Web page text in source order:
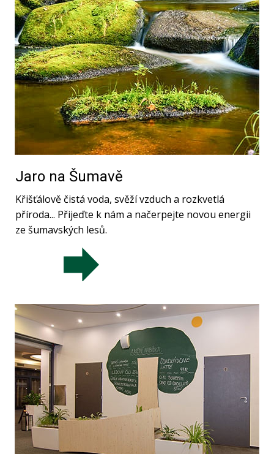
Jaro na Šumavě
Křišťálově čistá voda, svěží vzduch a rozkvetlá
příroda... Přijeďte k nám a načerpejte novou energii
ze šumavských lesů.